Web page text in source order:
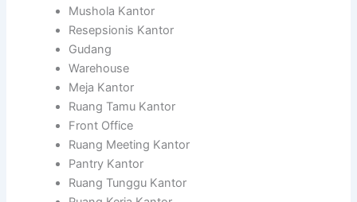
Mushola Kantor
Resepsionis Kantor
Gudang
Warehouse
Meja Kantor
Ruang Tamu Kantor
Front Office
Ruang Meeting Kantor
Pantry Kantor
Ruang Tunggu Kantor